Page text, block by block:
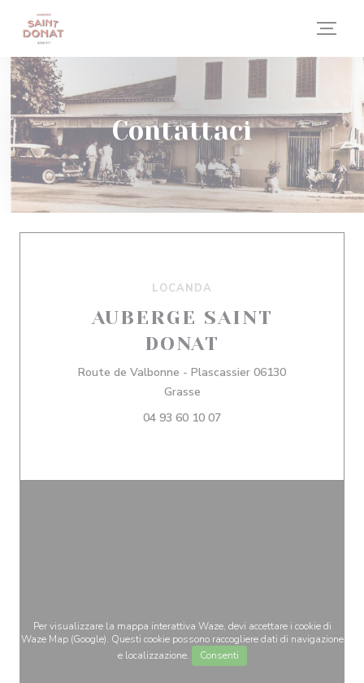
Personalizzazione delle tue scelte sui cookie
Contattaci
LOCANDA
AUBERGE SAINT
DONAT
Route de Valbonne - Plascassier 06130
Grasse((apre una nuova finestra))
04 93 60 10 07
Per visualizzare la mappa interattiva Waze, devi accettare i cookie di
Waze Map (Google). Questi cookie possono raccogliere dati di navigazione
e localizzazione.
Consenti